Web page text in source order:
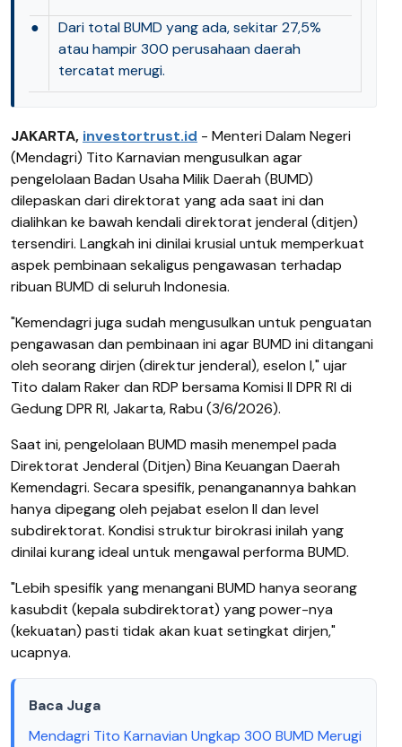
●
Dari total BUMD yang ada, sekitar 27,5%
atau hampir 300 perusahaan daerah
tercatat merugi.
JAKARTA, investortrust.id - Menteri Dalam Negeri
(Mendagri) Tito Karnavian mengusulkan agar
pengelolaan Badan Usaha Milik Daerah (BUMD)
dilepaskan dari direktorat yang ada saat ini dan
dialihkan ke bawah kendali direktorat jenderal (ditjen)
tersendiri. Langkah ini dinilai krusial untuk memperkuat
aspek pembinaan sekaligus pengawasan terhadap
ribuan BUMD di seluruh Indonesia.
"Kemendagri juga sudah mengusulkan untuk penguatan
pengawasan dan pembinaan ini agar BUMD ini ditangani
oleh seorang dirjen (direktur jenderal), eselon I," ujar
Tito dalam Raker dan RDP bersama Komisi II DPR RI di
Gedung DPR RI, Jakarta, Rabu (3/6/2026).
Saat ini, pengelolaan BUMD masih menempel pada
Direktorat Jenderal (Ditjen) Bina Keuangan Daerah
Kemendagri. Secara spesifik, penanganannya bahkan
hanya dipegang oleh pejabat eselon II dan level
subdirektorat. Kondisi struktur birokrasi inilah yang
dinilai kurang ideal untuk mengawal performa BUMD.
"Lebih spesifik yang menangani BUMD hanya seorang
kasubdit (kepala subdirektorat) yang power-nya
(kekuatan) pasti tidak akan kuat setingkat dirjen,"
ucapnya.
Baca Juga
Mendagri Tito Karnavian Ungkap 300 BUMD Merugi